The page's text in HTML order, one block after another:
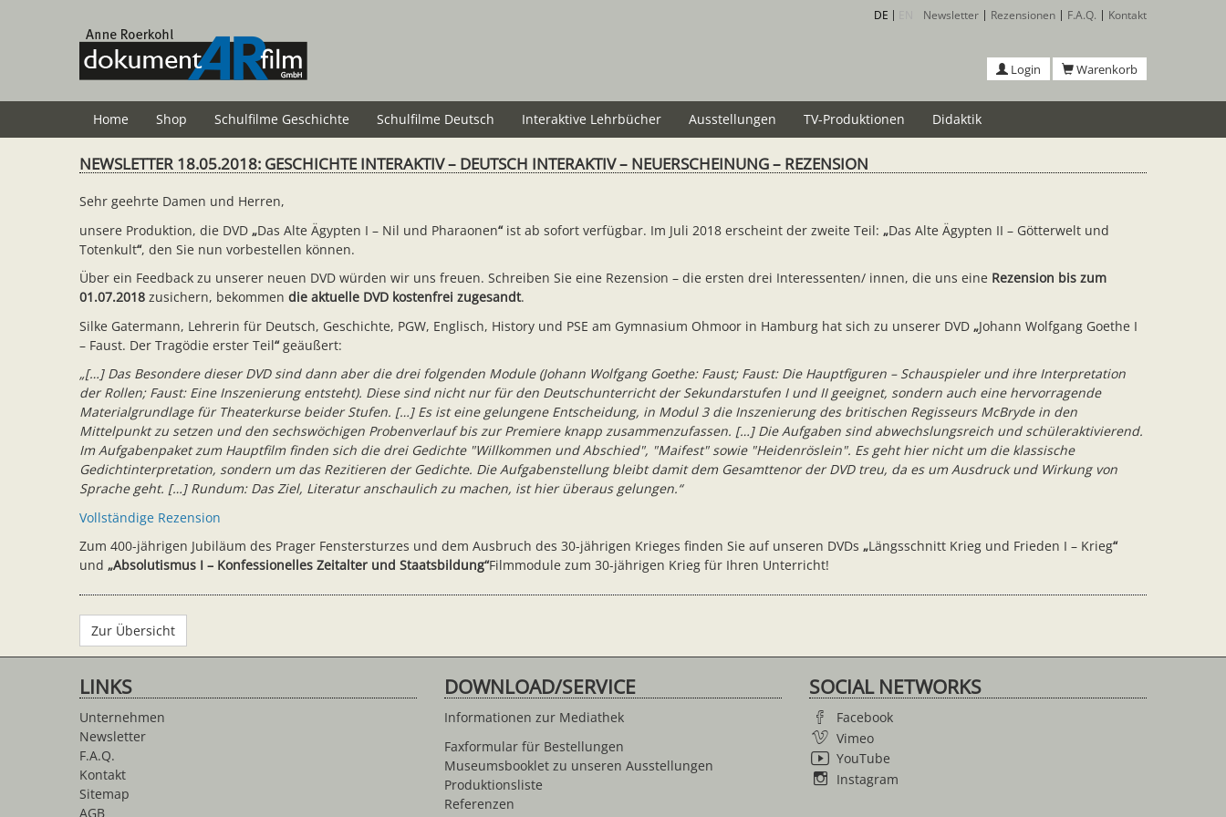
DE Newsletter Rezensionen F.A.Q. Kontakt
Login Warenkorb
Home Shop Schulfilme Geschichte Schulfilme Deutsch Interaktive Lehrbücher Ausstellungen TV-Produktionen Didaktik
NEWSLETTER 18.05.2018: GESCHICHTE INTERAKTIV – DEUTSCH INTERAKTIV – NEUERSCHEINUNG – REZENSION
Sehr geehrte Damen und Herren,
unsere Produktion, die DVD „Das Alte Ägypten I – Nil und Pharaonen“ist ab sofort verfügbar. Im Juli 2018 erscheint der zweite Teil: „Das Alte Ägypten II – Götterwelt und
Totenkult“, den Sie nun vorbestellen können.
Über ein Feedback zu unserer neuen DVD würden wir uns freuen. Schreiben Sie eine Rezension – die ersten drei Interessenten/ innen, die uns eine Rezension bis zum
01.07.2018 zusichern, bekommen die aktuelle DVD kostenfrei zugesandt.
Silke Gatermann, Lehrerin für Deutsch, Geschichte, PGW, Englisch, History und PSE am Gymnasium Ohmoor in Hamburg hat sich zu unserer DVD „Johann Wolfgang Goethe I
– Faust. Der Tragödie erster Teil“geäußert:
„[…] Das Besondere dieser DVD sind dann aber die drei folgenden Module (Johann Wolfgang Goethe: Faust; Faust: Die Hauptfiguren – Schauspieler und ihre Interpretation
der Rollen; Faust: Eine Inszenierung entsteht). Diese sind nicht nur für den Deutschunterricht der Sekundarstufen I und II geeignet, sondern auch eine hervorragende
Materialgrundlage für Theaterkurse beider Stufen. […] Es ist eine gelungene Entscheidung, in Modul 3 die Inszenierung des britischen Regisseurs McBryde in den
Mittelpunkt zu setzen und den sechswöchigen Probenverlauf bis zur Premiere knapp zusammenzufassen. […] Die Aufgaben sind abwechslungsreich und schüleraktivierend.
Im Aufgabenpaket zum Hauptfilm finden sich die drei Gedichte "Willkommen und Abschied", "Maifest" sowie "Heidenröslein". Es geht hier nicht um die klassische
Gedichtinterpretation, sondern um das Rezitieren der Gedichte. Die Aufgabenstellung bleibt damit dem Gesamttenor der DVD treu, da es um Ausdruck und Wirkung von
Sprache geht. […] Rundum: Das Ziel, Literatur anschaulich zu machen, ist hier überaus gelungen.“
Vollständige Rezension
Zum 400-jährigen Jubiläum des Prager Fenstersturzes und dem Ausbruch des 30-jährigen Krieges finden Sie auf unseren DVDs „Längsschnitt Krieg und Frieden I – Krieg“
und „Absolutismus I – Konfessionelles Zeitalter und Staatsbildung“Filmmodule zum 30-jährigen Krieg für Ihren Unterricht!
Zur Übersicht
LINKS
Unternehmen
Newsletter
F.A.Q.
Kontakt
Sitemap
AGB
DOWNLOAD/SERVICE
Informationen zur Mediathek
Faxformular für Bestellungen
Museumsbooklet zu unseren Ausstellungen
Produktionsliste
Referenzen
SOCIAL NETWORKS
Facebook
Vimeo
YouTube
Instagram